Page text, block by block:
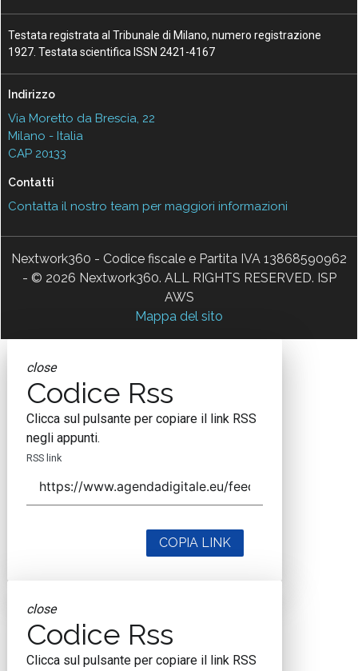
Testata registrata al Tribunale di Milano, numero registrazione
1927. Testata scientifica ISSN 2421-4167
Indirizzo
Via Moretto da Brescia, 22
Milano - Italia
CAP 20133
Contatti
Contatta il nostro team per maggiori informazioni
Nextwork360 - Codice fiscale e Partita IVA 13868590962
- © 2026 Nextwork360. ALL RIGHTS RESERVED. ISP
AWS
Mappa del sito
close
Codice Rss
Clicca sul pulsante per copiare il link RSS
negli appunti.
RSS link
COPIA LINK
close
Codice Rss
Clicca sul pulsante per copiare il link RSS